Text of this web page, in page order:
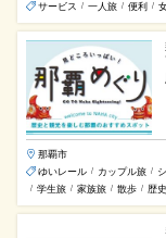
サービス / 一人旅 / 便利 /
那覇市
ゆいレール / カップル旅 /
/ 学生旅 / 家族旅 / 散歩 / 歴史